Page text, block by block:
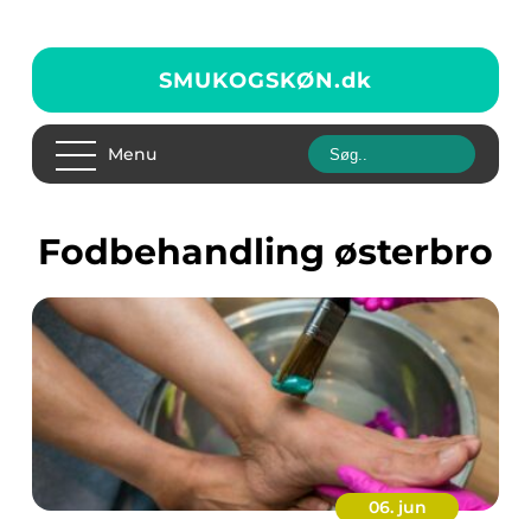
SMUKOGSKØN.dk
Menu
fodbehandling østerbro
06. jun